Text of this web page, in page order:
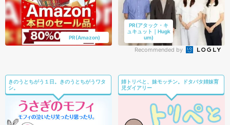
PR(Amazon)
PR(アタック・キ
ュキュット｜Hugk
um)
Recommended by
きのうとちがう１日。きのうとちがうワタ
シ。
姉トリペと、妹モッチン。ドタバタ姉妹育
児ダイアリー